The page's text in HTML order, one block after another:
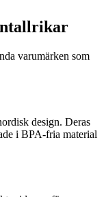
varumärken som
design. Deras
i BPA-fria material